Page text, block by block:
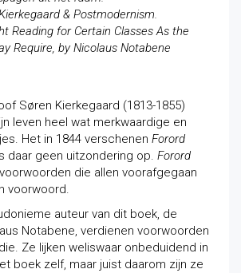
& Postmodernism.
Reading for Certain Classes As the
Require, by Nicolaus Notabene
Søren Kierkegaard (1813-1855)
leven heel wat merkwaardige en
Het in 1844 verschenen Forord
daar geen uitzondering op. Forord
die allen voorafgegaan
voorwoord.
auteur van dit boek, de
Notabene, verdienen voorwoorden
Ze lijken weliswaar onbeduidend in
boek zelf, maar juist daarom zijn ze